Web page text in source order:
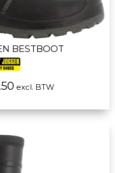
BESTBOOT
excl. BTW